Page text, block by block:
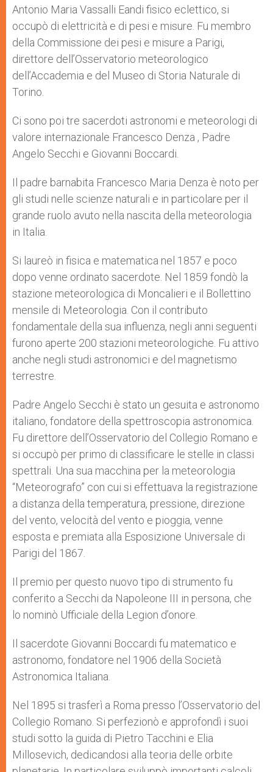
Antonio Maria Vassalli Eandi fisico eclettico, si
occupò di elettricità e di pesi e misure. Fu membro
della Commissione dei pesi e misure a Parigi,
direttore dell’Osservatorio meteorologico
dell’Accademia e del Museo di Storia Naturale di
Torino.
Ci sono poi tre sacerdoti astronomi e meteorologi di
valore internazionale Francesco Denza , Padre
Angelo Secchi e Giovanni Boccardi.
Il padre barnabita Francesco Maria Denza è noto per
gli studi nelle scienze naturali e in particolare per il
grande ruolo avuto nella nascita della meteorologia
in Italia.
Si laureò in fisica e matematica nel 1857 e poco
dopo venne ordinato sacerdote. Nel 1859 fondò la
stazione meteorologica di Moncalieri e il Bollettino
mensile di Meteorologia. Con il contributo
fondamentale della sua influenza, negli anni seguenti
furono aperte 200 stazioni meteorologiche. Fu attivo
anche negli studi astronomici e del magnetismo
terrestre.
Padre Angelo Secchi è stato un gesuita e astronomo
italiano, fondatore della spettroscopia astronomica.
Fu direttore dell’Osservatorio del Collegio Romano e
si occupò per primo di classificare le stelle in classi
spettrali. Una sua macchina per la meteorologia
“Meteorografo” con cui si effettuava la registrazione
a distanza della temperatura, pressione, direzione
del vento, velocità del vento e pioggia, venne
esposta e premiata alla Esposizione Universale di
Parigi del 1867.
Il premio per questo nuovo tipo di strumento fu
conferito a Secchi da Napoleone III in persona, che
lo nominò Ufficiale della Legion d’onore.
Il sacerdote Giovanni Boccardi fu matematico e
astronomo, fondatore nel 1906 della Società
Astronomica Italiana.
Nel 1895 si trasferì a Roma presso l’Osservatorio del
Collegio Romano. Si perfezionò e approfondì i suoi
studi sotto la guida di Pietro Tacchini e Elia
Millosevich, dedicandosi alla teoria delle orbite